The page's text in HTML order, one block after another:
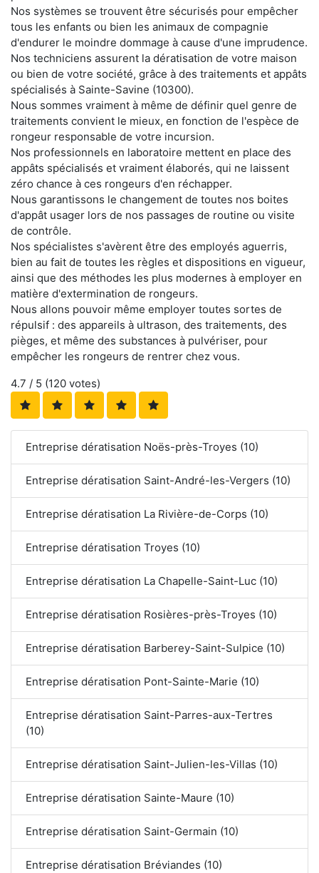
Nos systèmes se trouvent être sécurisés pour empêcher
tous les enfants ou bien les animaux de compagnie
d'endurer le moindre dommage à cause d'une imprudence.
Nos techniciens assurent la dératisation de votre maison
ou bien de votre société, grâce à des traitements et appâts
spécialisés à Sainte-Savine (10300).
Nous sommes vraiment à même de définir quel genre de
traitements convient le mieux, en fonction de l'espèce de
rongeur responsable de votre incursion.
Nos professionnels en laboratoire mettent en place des
appâts spécialisés et vraiment élaborés, qui ne laissent
zéro chance à ces rongeurs d'en réchapper.
Nous garantissons le changement de toutes nos boites
d'appât usager lors de nos passages de routine ou visite
de contrôle.
Nos spécialistes s'avèrent être des employés aguerris,
bien au fait de toutes les règles et dispositions en vigueur,
ainsi que des méthodes les plus modernes à employer en
matière d'extermination de rongeurs.
Nous allons pouvoir même employer toutes sortes de
répulsif : des appareils à ultrason, des traitements, des
pièges, et même des substances à pulvériser, pour
empêcher les rongeurs de rentrer chez vous.
4.7 / 5 (120 votes)
Entreprise dératisation Noës-près-Troyes (10)
Entreprise dératisation Saint-André-les-Vergers (10)
Entreprise dératisation La Rivière-de-Corps (10)
Entreprise dératisation Troyes (10)
Entreprise dératisation La Chapelle-Saint-Luc (10)
Entreprise dératisation Rosières-près-Troyes (10)
Entreprise dératisation Barberey-Saint-Sulpice (10)
Entreprise dératisation Pont-Sainte-Marie (10)
Entreprise dératisation Saint-Parres-aux-Tertres
(10)
Entreprise dératisation Saint-Julien-les-Villas (10)
Entreprise dératisation Sainte-Maure (10)
Entreprise dératisation Saint-Germain (10)
Entreprise dératisation Bréviandes (10)